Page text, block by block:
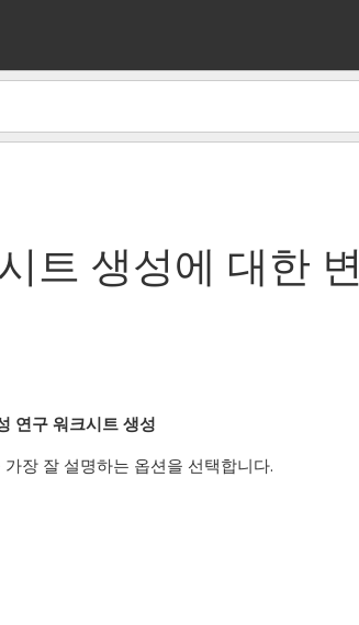
트 생성에 대한 변
연구 워크시트 생성
장 잘 설명하는 옵션을 선택합니다.